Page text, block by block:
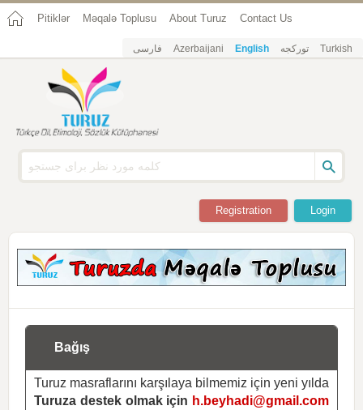
Pitiklər Məqalə Toplusu About Turuz Contact Us
فارسی Azerbaijani English تورکجه Turkish
Login
Registration
Bağış
Turuz masraflarını karşılaya bilmemiz için yeni yılda
Turuza destek olmak için h.beyhadi@gmail.com